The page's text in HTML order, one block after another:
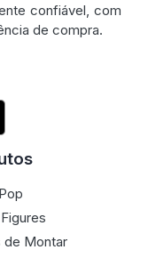
confiável, com
de compra.
de Montar